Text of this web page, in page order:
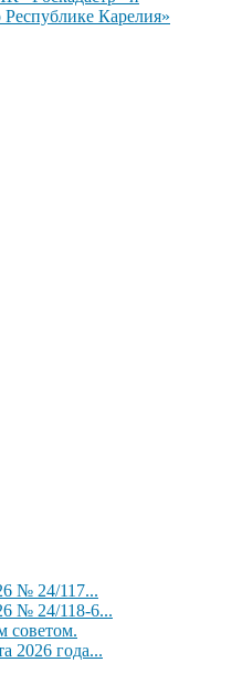
Карелия»
№ 24/117...
№ 24/118-6...
советом.
2026 года...